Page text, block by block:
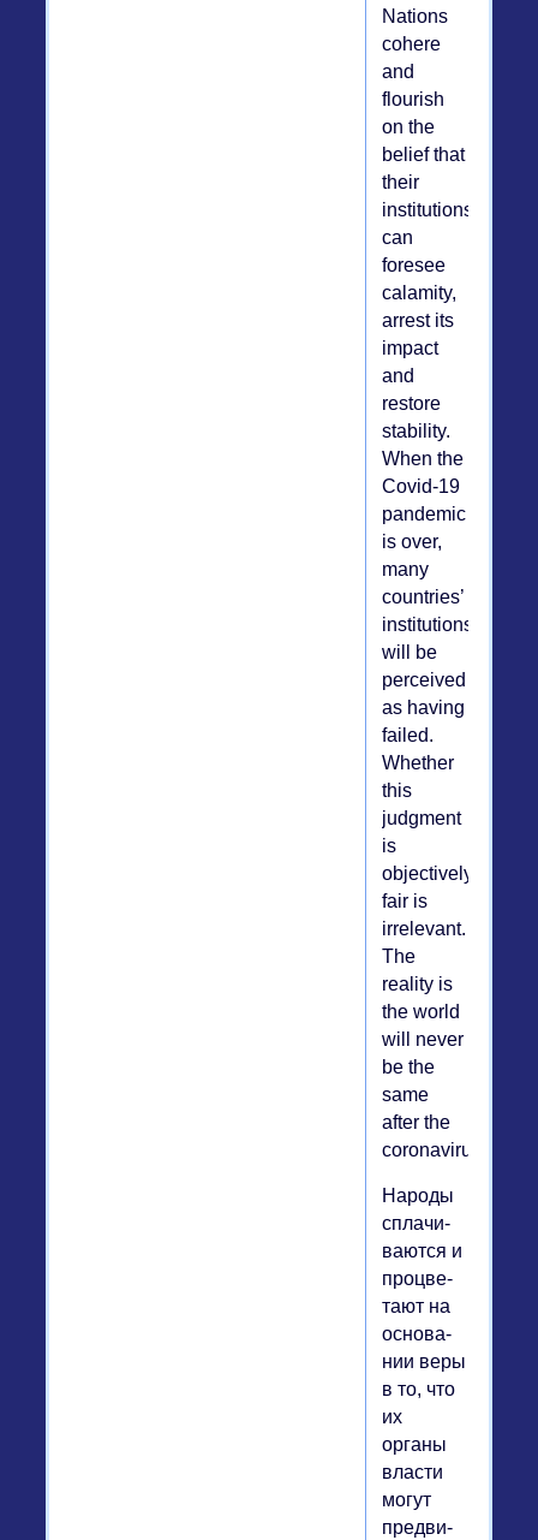
Nations
cohere
and
flourish
on the
belief that
their
institutions
can
foresee
calamity,
arrest its
impact
and
restore
stability.
When the
Covid-19
pandemic
is over,
many
countries’
institutions
will be
perceived
as having
failed.
Whether
this
judgment
is
objectively
fair is
irrelevant.
The
reality is
the world
will never
be the
same
after the
coronavirus...
Народы
спла­чи­
ва­ют­ся и
про­цве­
та­ют на
ос­но­ва­
нии веры
в то, что
их
органы
власти
могут
пред­ви­